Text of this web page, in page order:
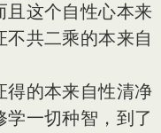
且这个自性心本来
共二乘的本来自
的本来自性清净
一切种智，到了